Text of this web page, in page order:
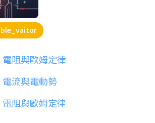
電阻與歐姆定律
電流與電動勢
電阻與歐姆定律